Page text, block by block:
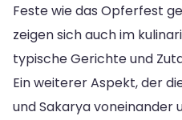
Feste wie das Opferfest
zeigen sich auch im
typische Gerichte und
Ein weiterer Aspekt, der
und Sakarya voneinander